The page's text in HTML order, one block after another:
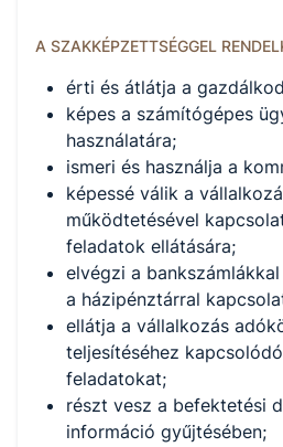
A SZAKKÉPZETTSÉGGEL
érti és átlátja a
képes a számítógépes
használatára;
ismeri és használja a
képessé válik a
működtetésével
feladatok ellátására;
elvégzi a
a házipénztárral
ellátja a vállalkozás
teljesítéséhez
feladatokat;
részt vesz a befektetési
információ gyűjtésében;